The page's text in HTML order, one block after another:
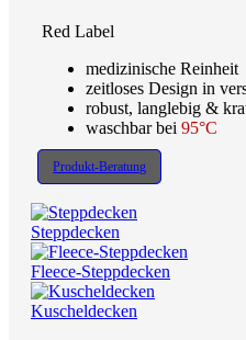
Red Label
medizinische Reinheit
zeitloses Design in
robust, langlebig &
waschbar bei 95°C
Produkt-Beratung
Steppdecken
Fleece-Steppdecken
Kuscheldecken